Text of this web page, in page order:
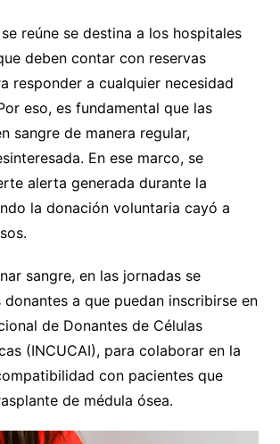
reúne se destina a los hospitales
deben contar con reservas
responder a cualquier necesidad
eso, es fundamental que las
sangre de manera regular,
En ese marco, se
alerta generada durante la
la donación voluntaria cayó a
sangre, en las jornadas se
a que puedan inscribirse en
de Donantes de Células
(INCUCAI), para colaborar en la
con pacientes que
de médula ósea.